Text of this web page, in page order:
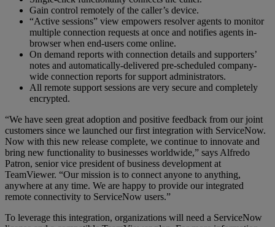
Gain control remotely of the caller’s device.
“Active sessions” view empowers resolver agents to monitor
multiple connection requests at once and notifies agents in-
browser when end-users come online.
On demand reports with connection details and supporters’
notes and automatically-delivered pre-scheduled company-
wide connection reports for support administrators.
All remote support sessions are very secure and completely
encrypted.
“We have seen great adoption and positive feedback from our joint
customers since we launched our first integration with ServiceNow.
Now with this new release complete, we continue to innovate and
bring new functionality to businesses worldwide,” says Alfredo
Patron, senior vice president of business development at
TeamViewer. “Our mission is to connect anyone to anything,
anywhere at any time. We are happy to provide our integrated
remote connectivity to ServiceNow users.”
To leverage this integration, organizations will need a ServiceNow